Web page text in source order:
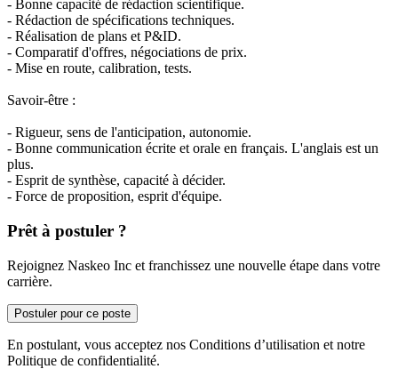
- Bonne capacité de rédaction scientifique.
- Rédaction de spécifications techniques.
- Réalisation de plans et P&ID.
- Comparatif d'offres, négociations de prix.
- Mise en route, calibration, tests.
Savoir-être :
- Rigueur, sens de l'anticipation, autonomie.
- Bonne communication écrite et orale en français. L'anglais est un
plus.
- Esprit de synthèse, capacité à décider.
- Force de proposition, esprit d'équipe.
Prêt à postuler ?
Rejoignez Naskeo Inc et franchissez une nouvelle étape dans votre
carrière.
Postuler pour ce poste
En postulant, vous acceptez nos Conditions d’utilisation et notre
Politique de confidentialité.